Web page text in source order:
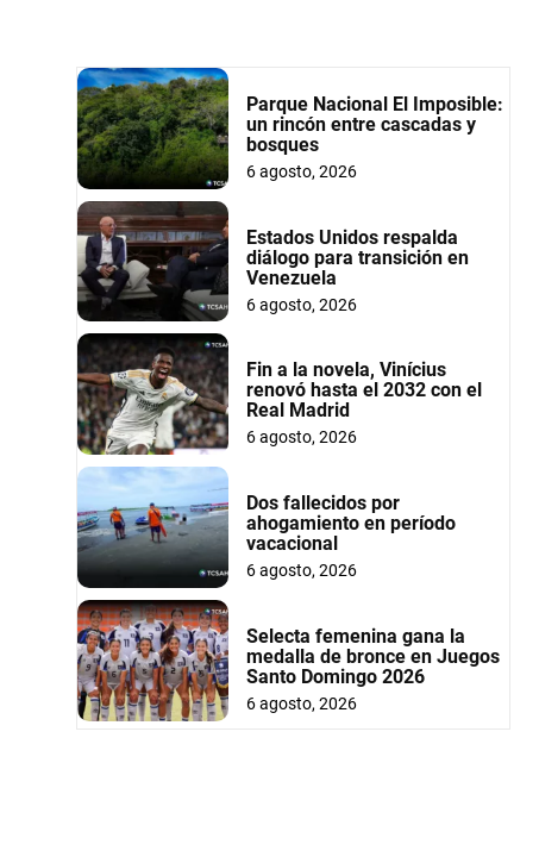
Parque Nacional El Imposible:
un rincón entre cascadas y
bosques
6 agosto, 2026
Estados Unidos respalda
diálogo para transición en
Venezuela
6 agosto, 2026
Fin a la novela, Vinícius
renovó hasta el 2032 con el
Real Madrid
6 agosto, 2026
Dos fallecidos por
ahogamiento en período
vacacional
6 agosto, 2026
Selecta femenina gana la
medalla de bronce en Juegos
Santo Domingo 2026
6 agosto, 2026